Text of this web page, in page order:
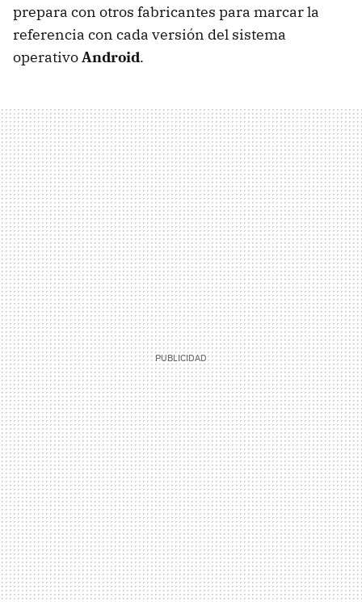
prepara con otros fabricantes para marcar la
referencia con cada versión del sistema
operativoAndroid.